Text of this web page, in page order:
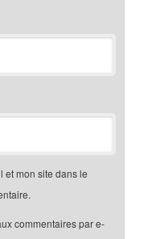
et mon site dans le
commentaires par e-